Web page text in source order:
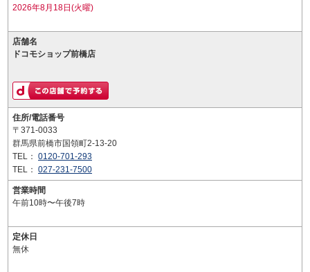
2026年8月18日(火曜)
店舗名
ドコモショップ前橋店
住所/電話番号
〒371-0033
群馬県前橋市国領町2-13-20
TEL： 0120-701-293
TEL： 027-231-7500
営業時間
午前10時〜午後7時
定休日
無休